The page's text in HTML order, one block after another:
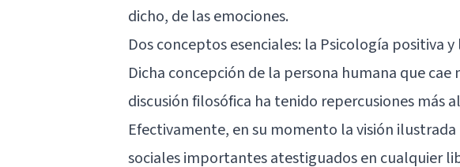
dicho, de las emociones.
Dos conceptos esenciales: la Psicología positiva
Dicha concepción de la persona humana que
discusión filosófica ha tenido repercusiones más
Efectivamente, en su momento la visión
sociales importantes atestiguados en cualquier